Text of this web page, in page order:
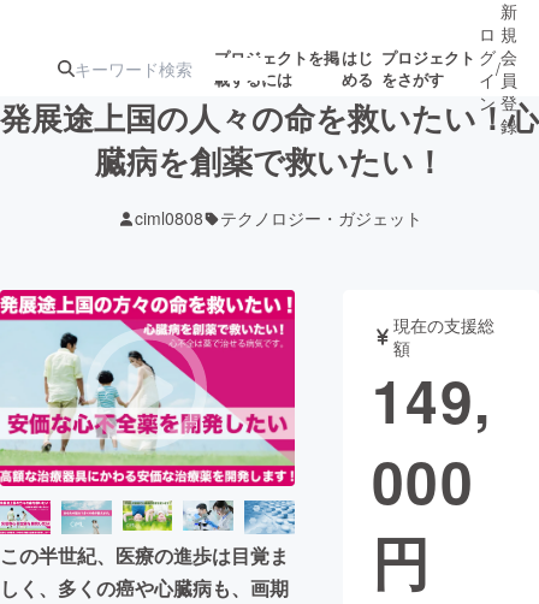
プロジェクトを掲
載するには
はじ
める
プロジェクト
をさがす
ターン
ジェクト
ロジェクト
アート・写真 音楽
テクノロジー・ガジェット ゲーム・サ
映像・映画
ビジネス・起業
まちづくり・地域活性化
ロ
グ
イ
ン
/
新
規
会
員
登
録
発展途上国の人々の命を救いたい！心
臓病を創薬で救いたい！
ciml0808 テクノロジー・ガジェット
この半世紀、医療の進歩は目覚ま
しく、多くの癌や心臓病も、画期
現在の支援総
額
149,
000
円